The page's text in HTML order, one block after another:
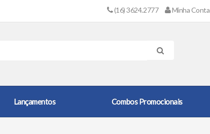
(16) 3624.2777 Minha Conta
Lançamentos Combos Promocionais